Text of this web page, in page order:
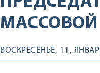
ВОСКРЕСЕНЬЕ, 11,